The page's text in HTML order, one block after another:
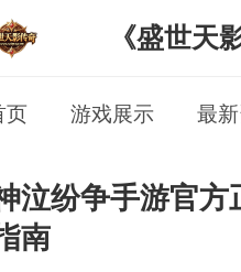
《盛世天
页 游戏展示 最
泣纷争手游官方
南